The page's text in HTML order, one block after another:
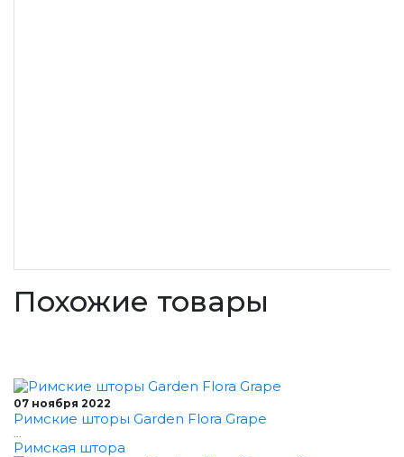
Похожие товары
07 ноября 2022
Римские шторы Garden Flora Grape
...
Римская штора